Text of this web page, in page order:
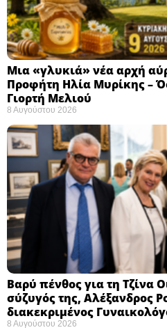
Μια «γλυκιά» νέα αρχή
Προφήτη Ηλία Μυρίκης –
Γιορτή Μελιού
8 Αυγούστου 2026
Βαρύ πένθος για τη Τζίνα
σύζυγός της, Αλέξανδρος
διακεκριμένος
8 Αυγούστου 2026